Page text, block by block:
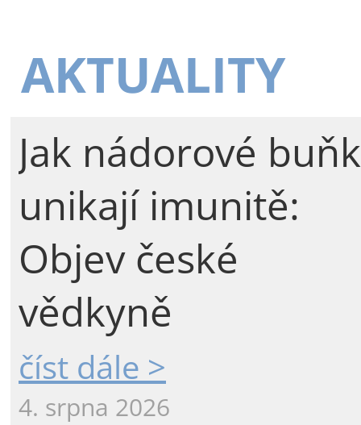
AKTUALITY
Jak nádorové
unikají imunitě:
Objev české
vědkyně
číst dále >
4. srpna 2026